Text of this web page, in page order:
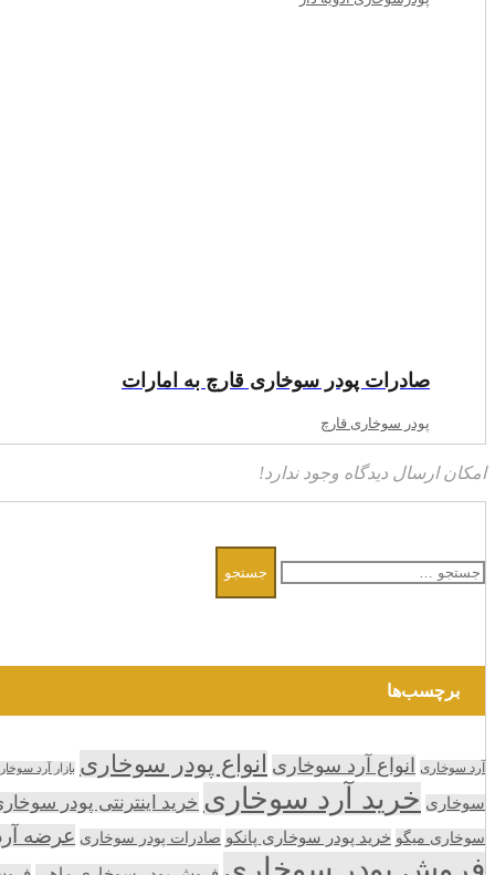
صادرات پودر سوخاری قارچ به امارات
پودر سوخاری قارچ
امکان ارسال دیدگاه وجود ندارد!
برای:
برچسب‌ها
آرد سوخاری انواع آرد سوخاری انواع پودر سوخاری بازار آرد
سوخاری خرید آرد سوخاری خرید اینترنتی پودر
سوخاری میگو خرید پودر سوخاری پانکو صادرات پودر سوخاری عرضه